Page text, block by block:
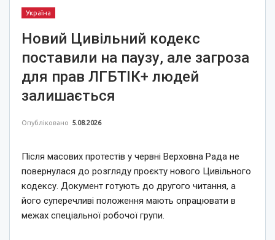
Україна
Новий Цивільний кодекс
поставили на паузу, але загроза
для прав ЛГБТІК+ людей
залишається
Опубліковано 5.08.2026
Після масових протестів у червні Верховна Рада не
повернулася до розгляду проєкту нового Цивільного
кодексу. Документ готують до другого читання, а
його суперечливі положення мають опрацювати в
межах спеціальної робочої групи.